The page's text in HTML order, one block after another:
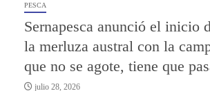
PESCA
Sernapesca anunció el inicio
la merluza austral con la
que no se agote, tiene que
julio 28, 2026